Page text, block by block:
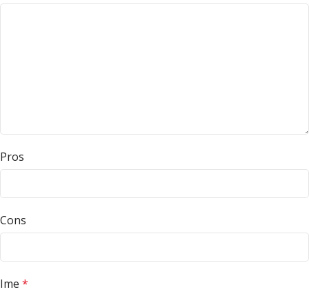
Pros
Cons
Ime *